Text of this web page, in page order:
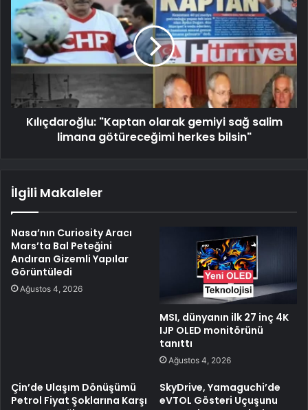
Kılıçdaroğlu: "Kaptan olarak gemiyi sağ salim
limana götüreceğimi herkes bilsin"
İlgili Makaleler
Nasa’nın Curiosity Aracı
Mars’ta Bal Peteğini
Andıran Gizemli Yapılar
Görüntüledi
Ağustos 4, 2026
MSI, dünyanın ilk 27 inç 4K
IJP OLED monitörünü
tanıttı
Ağustos 4, 2026
Çin’de Ulaşım Dönüşümü
Petrol Fiyat Şoklarına Karşı
SkyDrive, Yamaguchi’de
eVTOL Gösteri Uçuşunu